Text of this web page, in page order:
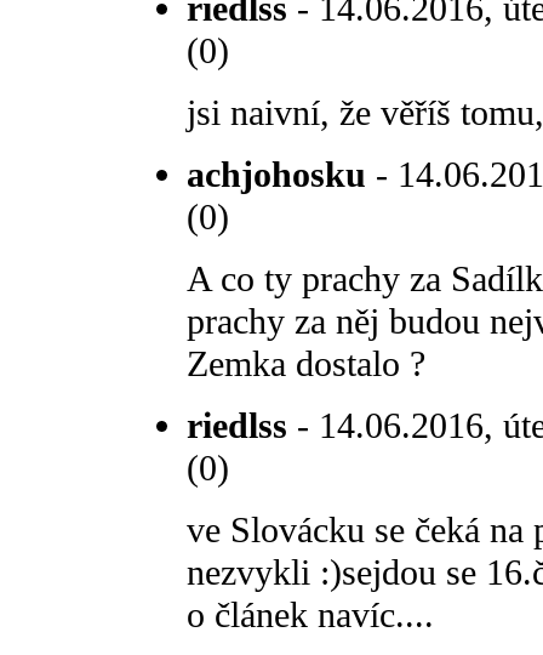
riedlss - 14.06.2016,
(0)
jsi naivní, že věříš
achjohosku -
(0)
A co ty prachy za
prachy za něj budou
Zemka dostalo ?
riedlss - 14.06.2016,
(0)
ve Slovácku se čeká
nezvykli :)sejdou se
o článek navíc....